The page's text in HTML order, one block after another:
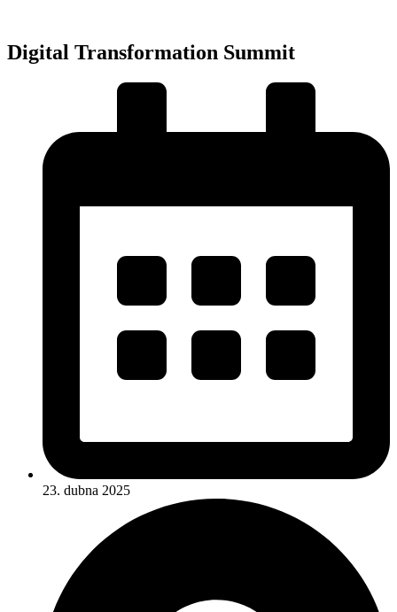
obsahu
Digital Transformation Summit
23. dubna 2025